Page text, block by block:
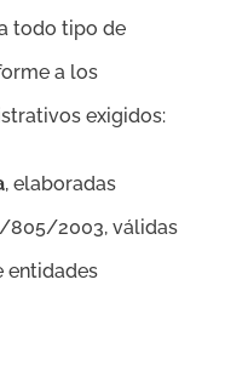
todo tipo de
a los
exigidos:
, elaboradas
805/2003, válidas
entidades